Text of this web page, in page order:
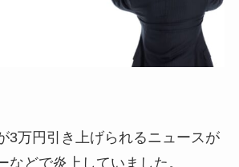
3万円引き上げられるニュースが
などで炎上していました。